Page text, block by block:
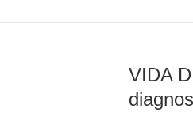
VIDA